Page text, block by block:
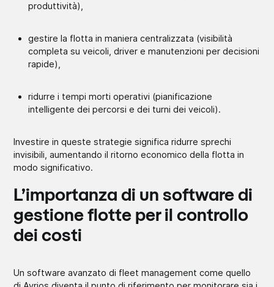
produttività),
gestire la flotta in maniera centralizzata (visibilità
completa su veicoli, driver e manutenzioni per decisioni
rapide),
ridurre i tempi morti operativi (pianificazione
intelligente dei percorsi e dei turni dei veicoli).
Investire in queste strategie significa ridurre sprechi
invisibili, aumentando il ritorno economico della flotta in
modo significativo.
L’importanza di un software di
gestione flotte per il controllo
dei costi
Un software avanzato di fleet management come quello